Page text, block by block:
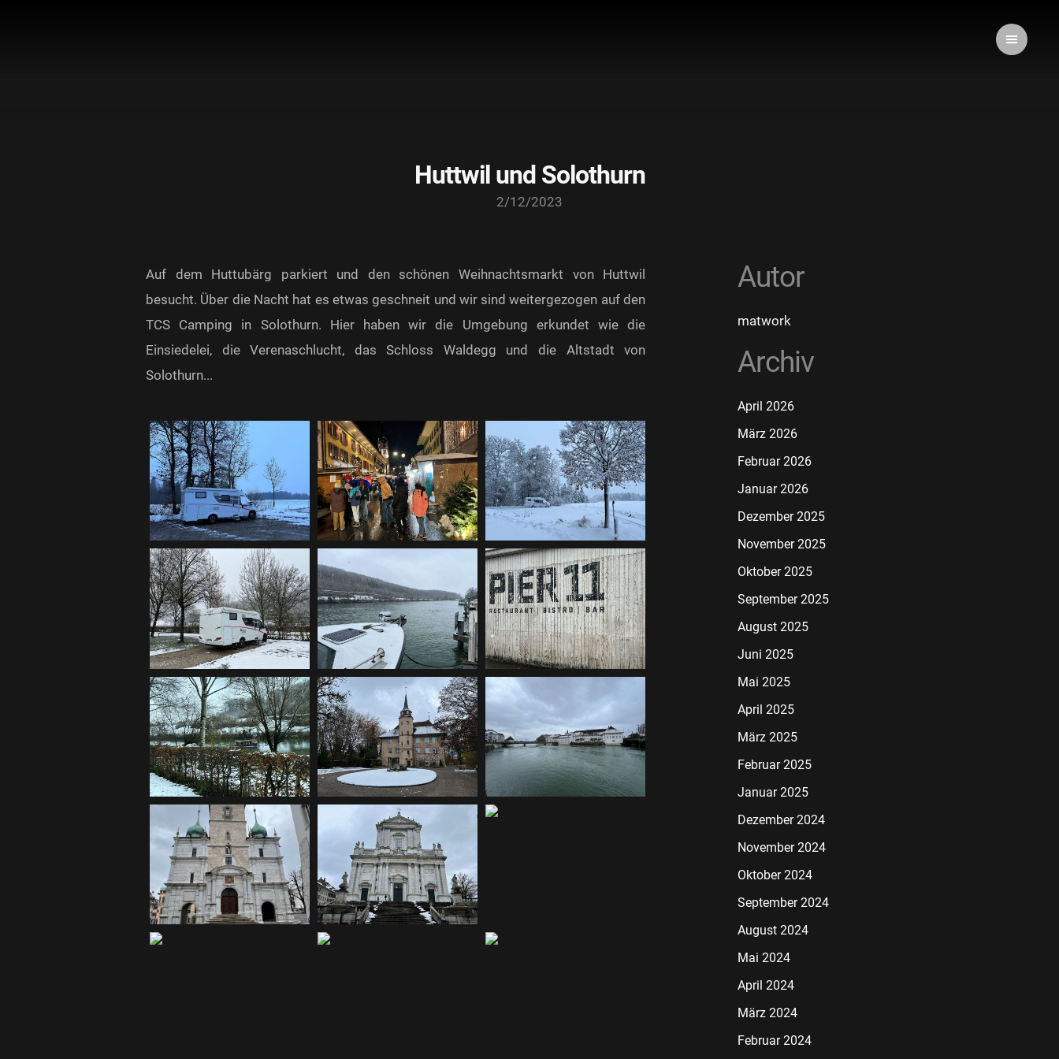
Huttwil und Solothurn
2/12/2023
Auf dem Huttubärg parkiert und den schönen Weihnachtsmarkt von Huttwil
besucht. Über die Nacht hat es etwas geschneit und wir sind weitergezogen auf den
TCS Camping in Solothurn. Hier haben wir die Umgebung erkundet wie die
Einsiedelei, die Verenaschlucht, das Schloss Waldegg und die Altstadt von
Solothurn...
Autor
matwork
Archiv
April 2026
März 2026
Februar 2026
Januar 2026
Dezember 2025
November 2025
Oktober 2025
September 2025
August 2025
Juni 2025
Mai 2025
April 2025
März 2025
Februar 2025
Januar 2025
Dezember 2024
November 2024
Oktober 2024
September 2024
August 2024
Mai 2024
April 2024
März 2024
Februar 2024